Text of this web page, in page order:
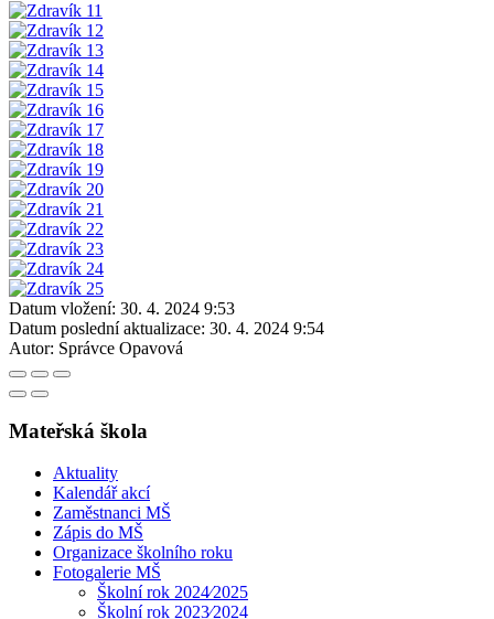
Datum vložení: 30. 4. 2024 9:53
Datum poslední aktualizace: 30. 4. 2024 9:54
Autor: Správce Opavová
Mateřská škola
Aktuality
Kalendář akcí
Zaměstnanci MŠ
Zápis do MŠ
Organizace školního roku
Fotogalerie MŠ
Školní rok 2024⁄2025
Školní rok 2023⁄2024